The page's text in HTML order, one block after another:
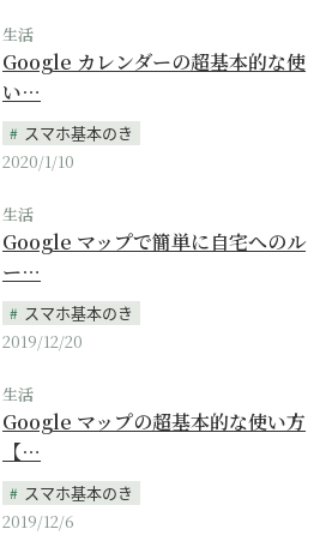
生活
Google カレンダーの超基本的な使
い…
スマホ基本のき
2020/1/10
生活
Google マップで簡単に自宅へのル
ー…
スマホ基本のき
2019/12/20
生活
Google マップの超基本的な使い方
【…
スマホ基本のき
2019/12/6